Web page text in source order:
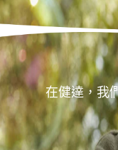
在健達，我